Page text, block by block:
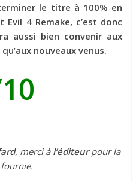
le titre à 100% en
Evil 4 Remake, c’est donc
aussi bien convenir aux
nouveaux venus.
, merci à l’éditeurpour la